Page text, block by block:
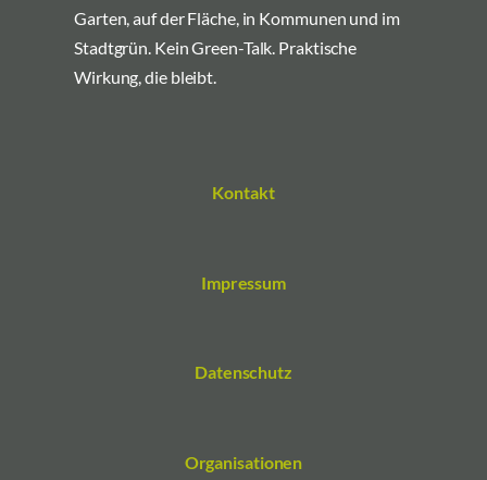
Garten, auf der Fläche, in Kommunen und im
Stadtgrün. Kein Green-Talk. Praktische
Wirkung, die bleibt.
Kontakt
Impressum
Datenschutz
Organisationen